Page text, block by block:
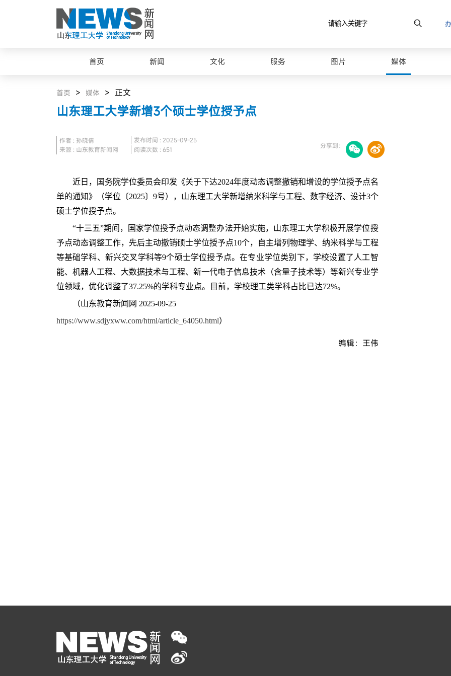
首页 新闻 文化 服务 图片 媒体
首页 > 媒体 > 正文
山东理工大学新增3个硕士学位授予点
作者 : 孙晓倩
来源 : 山东教育新闻网
发布时间 : 2025-09-25
阅读次数 : 651 分享到：
近日，国务院学位委员会印发《关于下达2024年度动态调整撤销和增设的学位授予点名
单的通知》（学位〔2025〕9号），山东理工大学新增纳米科学与工程、数字经济、设计3个
硕士学位授予点。
“十三五”期间，国家学位授予点动态调整办法开始实施，山东理工大学积极开展学位授
予点动态调整工作，先后主动撤销硕士学位授予点10个，自主增列物理学、纳米科学与工程
等基础学科、新兴交叉学科等9个硕士学位授予点。在专业学位类别下，学校设置了人工智
能、机器人工程、大数据技术与工程、新一代电子信息技术（含量子技术等）等新兴专业学
位领域，优化调整了37.25%的学科专业点。目前，学校理工类学科占比已达72%。
（山东教育新闻网 2025-09-25
https://www.sdjyxww.com/html/article_64050.html）
编辑：王伟